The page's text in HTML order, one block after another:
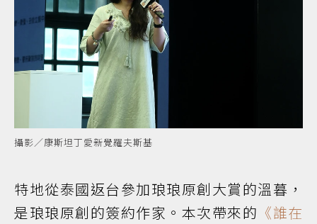
攝影／康斯坦丁愛新覺羅夫斯基
特地從泰國返台參加琅琅原創大賞的溫暮，
是琅琅原創的簽約作家。本次帶來的 《誰在